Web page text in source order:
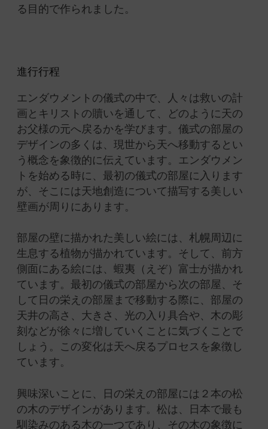
る目的で作られました。
進行行程
エンダウメントの儀式の中で、人々は救いの計
画とキリストの贖いを通して、どのように天の
お父様の元へ戻るかを学びます。 儀式の部屋の
デザインの多くは、現世から天へ移動するとい
う概念を象徴的に伝えています。 エンダウメン
トを始める時に、最初の儀式の部屋に 入ります
が、そこには天地創造について描写する美しい
壁画が周りにあります。
部屋の壁に描かれた美しい絵には、札幌周辺に
生息する植物が描かれています。 そして、前方
側面にある絵には、 蝦夷（えぞ）富士が描かれ
ています。 最初の儀式の部屋から次の部屋、そ
して日の栄えの部屋まで移動する際に、部屋の
天井の高さ、大きさ、光の入り具合や、木の彫
刻などが徐々に増していくことに気づくことで
しょう。 この変化は天へ戻るプロセスを象徴し
ています。
興味深いことに、日の栄えの部屋には２本の松
の木のデザインがあります。 松は、日本で最も
馴染みのある木の一つであり、その木の象徴に